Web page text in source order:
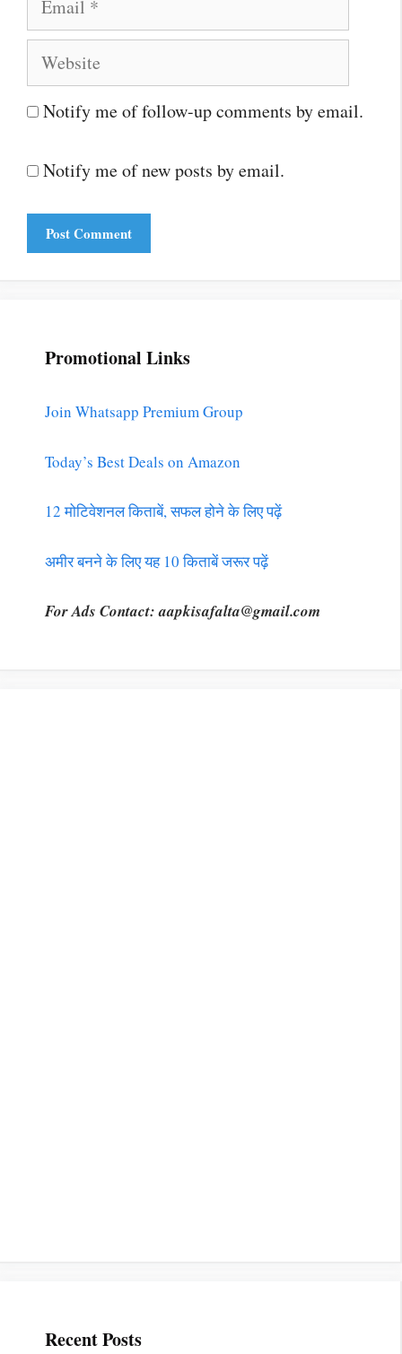
Website
Notify me of follow-up comments by email.
Notify me of new posts by email.
Promotional Links
Join Whatsapp Premium Group
Today’s Best Deals on Amazon
12 मोटिवेशनल किताबें, सफल होने के लिए पढ़ें
अमीर बनने के लिए यह 10 किताबें जरूर पढ़ें
For Ads Contact:aapkisafalta@gmail.com
Recent Posts